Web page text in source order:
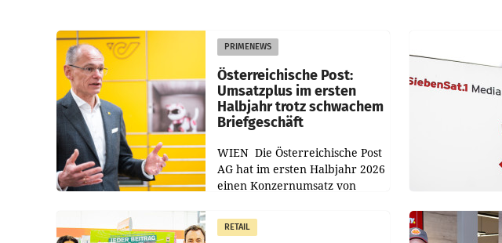
PRIMENEWS
Österreichische Post:
Umsatzplus im ersten
Halbjahr trotz schwachem
Briefgeschäft
WIEN Die Österreichische Post
AG hat im ersten Halbjahr 2026
einen Konzernumsatz von
erwirtschaftet, was einem Plus
von 3,8 Prozent gegenüber
RETAIL